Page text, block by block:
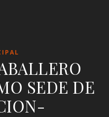
SEDE DE